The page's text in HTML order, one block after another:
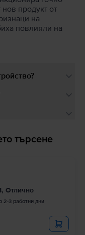
нов продукт от
на
повлияли на
търсене
Отлично
2-3 работни дни